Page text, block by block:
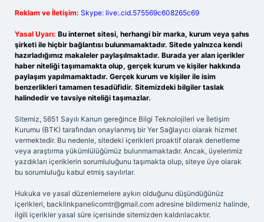
Reklam ve İletişim: Skype: live:.cid.575569c608265c69
Yasal Uyarı: Bu internet sitesi, herhangi bir marka, kurum veya şahıs
şirketi ile hiçbir bağlantısı bulunmamaktadır. Sitede yalnızca kendi
hazırladığımız makaleler paylaşılmaktadır. Burada yer alan içerikler
haber niteliği taşımamakta olup, gerçek kurum ve kişiler hakkında
paylaşım yapılmamaktadır. Gerçek kurum ve kişiler ile isim
benzerlikleri tamamen tesadüfidir. Sitemizdeki bilgiler taslak
halindedir ve tavsiye niteliği taşımazlar.
Sitemiz, 5651 Sayılı Kanun gereğince Bilgi Teknolojileri ve İletişim
Kurumu (BTK) tarafından onaylanmış bir Yer Sağlayıcı olarak hizmet
vermektedir. Bu nedenle, sitedeki içerikleri proaktif olarak denetleme
veya araştırma yükümlülüğümüz bulunmamaktadır. Ancak, üyelerimiz
yazdıkları içeriklerin sorumluluğunu taşımakta olup, siteye üye olarak
bu sorumluluğu kabul etmiş sayılırlar.
Hukuka ve yasal düzenlemelere aykırı olduğunu düşündüğünüz
içerikleri, backlinkpanelicomtr@gmail.com adresine bildirmeniz halinde,
ilgili içerikler yasal süre içerisinde sitemizden kaldırılacaktır.